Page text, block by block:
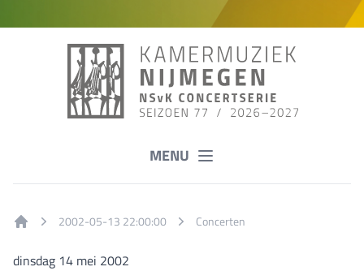
MENU
2002-05-13 22:00:00 Concerten
dinsdag 14 mei 2002